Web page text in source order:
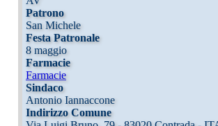
Patrono
San Michele
Festa Patronale
8 maggio
Farmacie
Farmacie
Sindaco
Antonio Iannaccone
Indirizzo Comune